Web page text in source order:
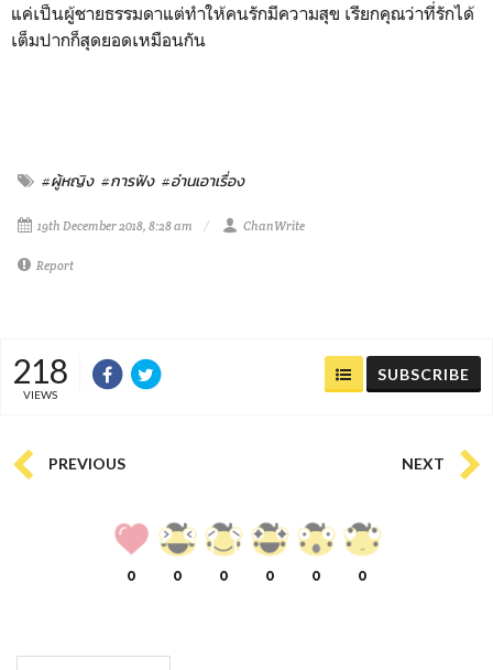
แค่เป็นผู้ชายธรรมดาแต่ทำให้คนรักมีความสุข เรียกคุณว่าที่รักได้
เต็มปากก็สุดยอดเหมือนกัน
#ผู้หญิง #การฟัง #อ่านเอาเรื่อง
19th December 2018, 8:28 am ChanWrite
Report
218
VIEWS
SUBSCRIBE
PREVIOUS NEXT
0 0 0 0 0 0